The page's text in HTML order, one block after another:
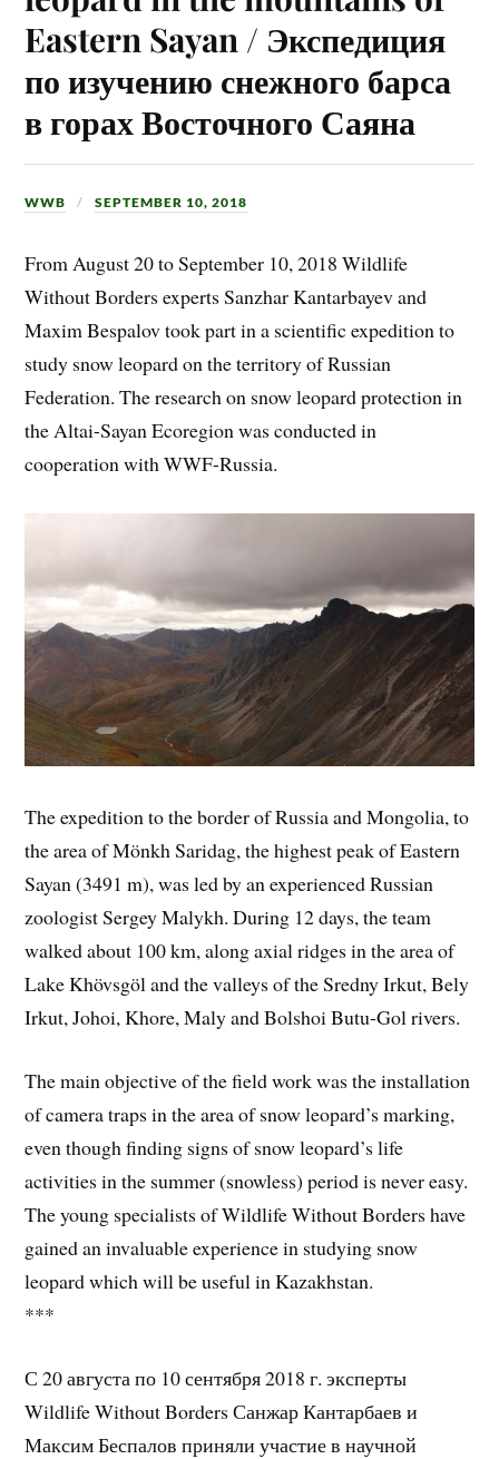
Eastern Sayan / Экспедиция
по изучению снежного барса
в горах Восточного Саяна
WWB SEPTEMBER 10, 2018
From August 20 to September 10, 2018 Wildlife
Without Borders experts Sanzhar Kantarbayev and
Maxim Bespalov took part in a scientific expedition to
study snow leopard on the territory of Russian
Federation. The research on snow leopard protection in
the Altai-Sayan Ecoregion was conducted in
cooperation with WWF-Russia.
The expedition to the border of Russia and Mongolia, to
the area of Mönkh Saridag, the highest peak of Eastern
Sayan (3491 m), was led by an experienced Russian
zoologist Sergey Malykh. During 12 days, the team
walked about 100 km, along axial ridges in the area of
Lake Khövsgöl and the valleys of the Sredny Irkut, Bely
Irkut, Johoi, Khore, Maly and Bolshoi Butu-Gol rivers.
The main objective of the field work was the installation
of camera traps in the area of snow leopard’s marking,
even though finding signs of snow leopard’s life
activities in the summer (snowless) period is never easy.
The young specialists of Wildlife Without Borders have
gained an invaluable experience in studying snow
leopard which will be useful in Kazakhstan.
***
С 20 августа по 10 сентября 2018 г. эксперты
Wildlife Without Borders Санжар Кантарбаев и
Максим Беспалов приняли участие в научной